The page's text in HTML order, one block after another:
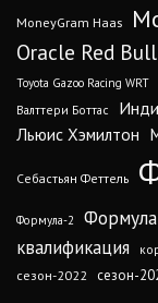
MoneyGram Haas
Oracle Red
Toyota Gazoo Racing WRT
Валттери Боттас
Льюис Хэмилтон
Себастьян Феттель
Формула-2
квалификация
сезон-2022 сезон-